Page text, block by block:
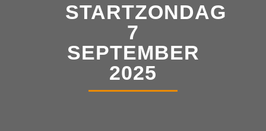
STARTZONDAG
7
SEPTEMBER
2025